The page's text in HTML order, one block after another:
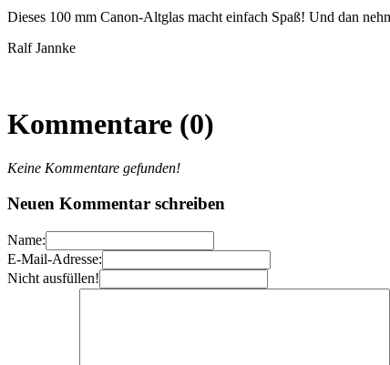
Dieses 100 mm Canon-Altglas macht einfach Spaß! Und dan
Ralf Jannke
Kommentare (0)
Keine Kommentare gefunden!
Neuen Kommentar schreiben
Name:
E-Mail-Adresse:
Nicht ausfüllen!